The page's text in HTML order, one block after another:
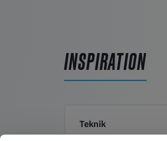
INSPIRATION
Teknik